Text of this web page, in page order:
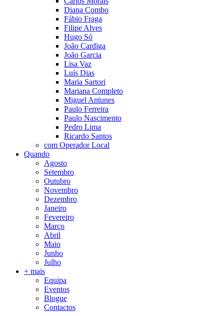
Diana Combo
Fábio Fraga
Filipe Alves
Hugo Só
João Cardiga
João Garcia
Lisa Vaz
Luís Dias
Maria Sartori
Mariana Completo
Miguel Antunes
Paulo Ferreira
Paulo Nascimento
Pedro Lima
Ricardo Santos
com Operador Local
Quando
Agosto
Setembro
Outubro
Novembro
Dezembro
Janeiro
Fevereiro
Março
Abril
Maio
Junho
Julho
+ mais
Equipa
Eventos
Blogue
Contactos